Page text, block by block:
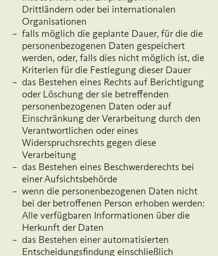
Drittländern oder bei internationalen
Organisationen
falls möglich die geplante Dauer, für die die
personenbezogenen Daten gespeichert
werden, oder, falls dies nicht möglich ist, die
Kriterien für die Festlegung dieser Dauer
das Bestehen eines Rechts auf Berichtigung
oder Löschung der sie betreffenden
personenbezogenen Daten oder auf
Einschränkung der Verarbeitung durch den
Verantwortlichen oder eines
Widerspruchsrechts gegen diese
Verarbeitung
das Bestehen eines Beschwerderechts bei
einer Aufsichtsbehörde
wenn die personenbezogenen Daten nicht
bei der betroffenen Person erhoben werden:
Alle verfügbaren Informationen über die
Herkunft der Daten
das Bestehen einer automatisierten
Entscheidungsfindung einschließlich